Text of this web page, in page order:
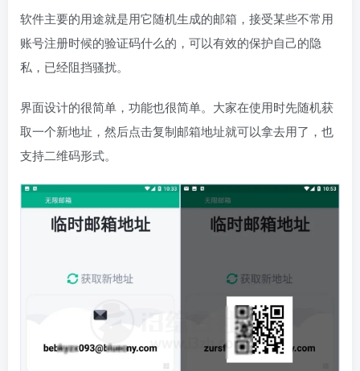
软件主要的用途就是用它随机生成的邮箱，接受某些不常用
账号注册时候的验证码什么的，可以有效的保护自己的隐
私，已经阻挡骚扰。
界面设计的很简单，功能也很简单。大家在使用时先随机获
取一个新地址，然后点击复制邮箱地址就可以拿去用了，也
支持二维码形式。